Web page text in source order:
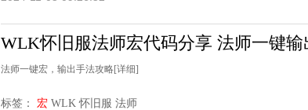
WLK怀旧服法师宏代码分享 法师一键输
法师一键宏，输出手法攻略[详细]
标签： 宏 WLK 怀旧服 法师